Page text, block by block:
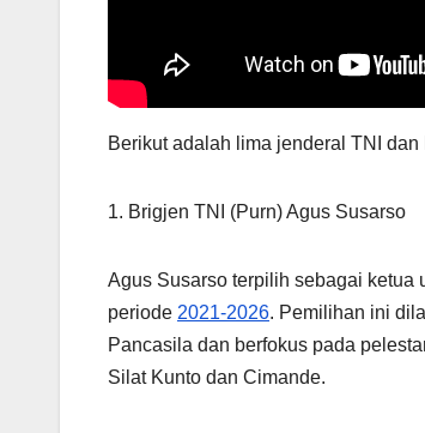
Berikut adalah lima jenderal TNI
1. Brigjen TNI (Purn) Agus Susarso
Agus Susarso terpilih sebagai ketua
periode 2021-2026. Pemilihan ini
Pancasila dan berfokus pada
Silat Kunto dan Cimande.